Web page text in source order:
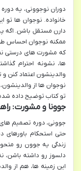
دوران نوجوونی، یه
خانواده. نوجوان ها
دارن مستقل باشن. اگه
ممکنه نوجوان احساس
که مشورت های درستی
ها، نشونه احترام
والدینشون اعتماد کنن و
نوجوان ها از
تو کتاب توضیح داده
جوونا و مشورت:
جوونی، دوره تصمیم
حتی استحکام باورهای
زندگی یه جوون رو
دلسوز رو داشته باشن،
این زمینه ها، هم از